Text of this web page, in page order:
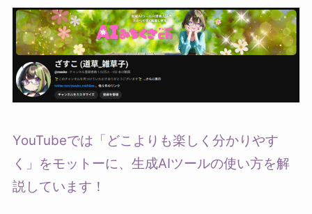
YouTubeでは「どこよりも楽しく分かりやす
く」をモットーに、生成AIツールの使い方を解
説しています！